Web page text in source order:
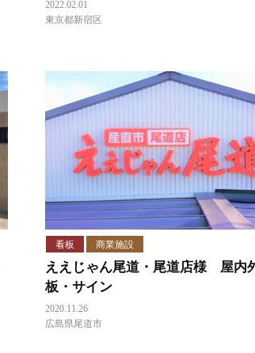
2022.02.01
東京都新宿区
看板 商業施設
ええじゃん尾道・尾道店様 屋内
板・サイン
2020.11.26
広島県尾道市